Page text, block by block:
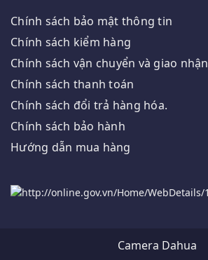
Chính sách bảo mật thông tin
Chính sách kiểm hàng
Chính sách vận chuyển và giao nhận
Chính sách thanh toán
Chính sách đổi trả hàng hóa.
Chính sách bảo hành
Hướng dẫn mua hàng
Camera Dahua